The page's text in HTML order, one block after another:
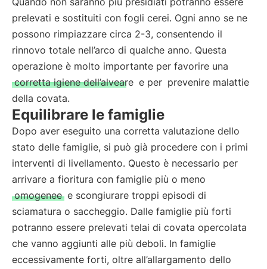
prelevati e sostituiti con fogli cerei. Ogni anno se ne
possono rimpiazzare circa 2-3, consentendo il
rinnovo totale nell’arco di qualche anno. Questa
operazione è molto importante per favorire una
corretta igiene dell’alveare e per prevenire malattie
della covata.
Equilibrare le famiglie
Dopo aver eseguito una corretta valutazione dello
stato delle famiglie, si può già procedere con i primi
interventi di livellamento. Questo è necessario per
arrivare a fioritura con famiglie più o meno
omogenee e scongiurare troppi episodi di
sciamatura o saccheggio. Dalle famiglie più forti
potranno essere prelevati telai di covata opercolata
che vanno aggiunti alle più deboli. In famiglie
eccessivamente forti, oltre all’allargamento dello